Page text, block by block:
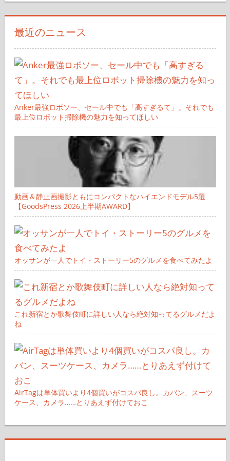
象:
最近のニュース
Anker最強ロボソー、セール中でも「高すぎるて」。それでも
最上位ロボット掃除機の魅力を知ってほしい
動画＆静止画撮影ともにコンパクトなハイエンドモデル5選
【GoodsPress 2026上半期AWARD】
オッサンが一人でトイ・ストーリー5のグルメを食べてみたよ
これ新宿とか歌舞伎町に詳しい人なら絶対知ってるグルメだよ
ね
AirTagは単体買いより4個買いがコスパ良し。カバン、スーツ
ケース、カメラ……とりあえず付けておこ